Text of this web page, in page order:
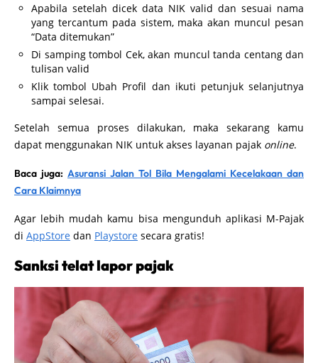
Apabila setelah dicek data NIK valid dan sesuai nama
yang tercantum pada sistem, maka akan muncul pesan
“Data ditemukan”
Di samping tombol Cek, akan muncul tanda centang dan
tulisan valid
Klik tombol Ubah Profil dan ikuti petunjuk selanjutnya
sampai selesai.
Setelah semua proses dilakukan, maka sekarang kamu
dapat menggunakan NIK untuk akses layanan pajak online.
Baca juga: Asuransi Jalan Tol Bila Mengalami Kecelakaan dan
Cara Klaimnya
Agar lebih mudah kamu bisa mengunduh aplikasi M-Pajak
di AppStore dan Playstore secara gratis!
Sanksi telat lapor pajak